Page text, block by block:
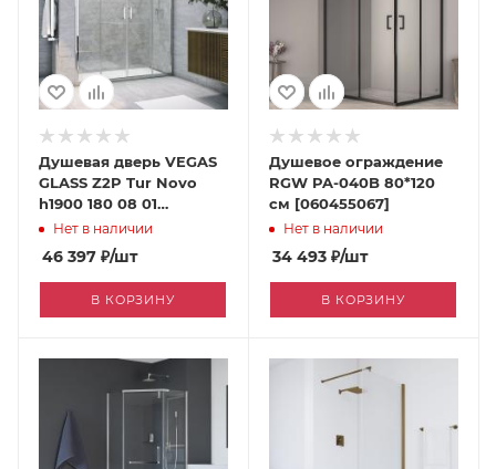
Душевая дверь VEGAS
GLASS Z2P Tur Novo
h1900 180 08 01
[060455118]
Нет в наличии
46 397 ₽/шт
В КОРЗИНУ
Душевое ограждение
RGW PA-040B 80*120
см [060455067]
Нет в наличии
34 493 ₽/шт
В КОРЗИНУ